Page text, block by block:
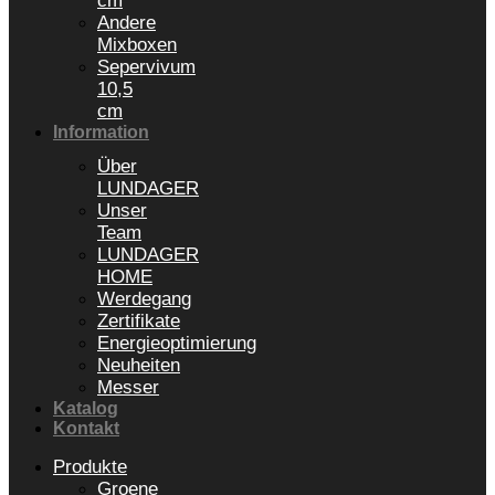
Andere
Mixboxen
Sepervivum
10,5
cm
Information
Über
LUNDAGER
Unser
Team
LUNDAGER
HOME
Werdegang
Zertifikate
Energieoptimierung
Neuheiten
Messer
Katalog
Kontakt
Produkte
Groene